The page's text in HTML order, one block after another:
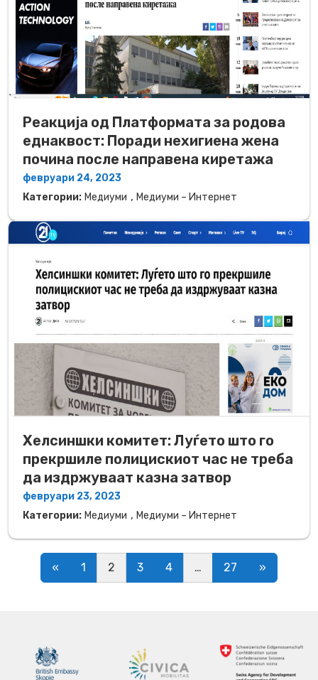
Реакција од Платформата за родова
еднаквост: Поради нехигиена жена
почина после направена киретажа
февруари 24, 2023
Категории: Медиуми , Медиуми – Интернет
Хелсиншки комитет: Луѓето што го
прекршиле полицискиот час не треба
да издржуваат казна затвор
февруари 23, 2023
Категории: Медиуми , Медиуми – Интернет
Posts navigation
« 1 2 3 4 … 27 »